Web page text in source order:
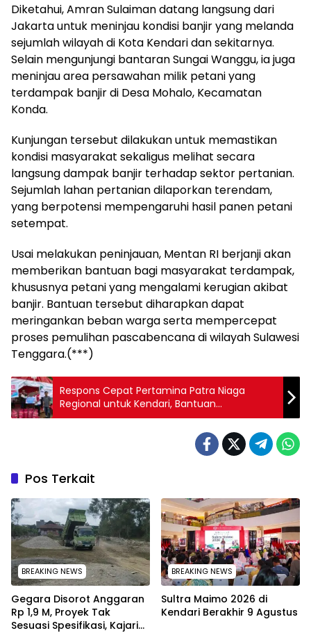
Diketahui, Amran Sulaiman datang langsung dari
Jakarta untuk meninjau kondisi banjir yang melanda
sejumlah wilayah di Kota Kendari dan sekitarnya.
Selain mengunjungi bantaran Sungai Wanggu, ia juga
meninjau area persawahan milik petani yang
terdampak banjir di Desa Mohalo, Kecamatan
Konda.
Kunjungan tersebut dilakukan untuk memastikan
kondisi masyarakat sekaligus melihat secara
langsung dampak banjir terhadap sektor pertanian.
Sejumlah lahan pertanian dilaporkan terendam,
yang berpotensi mempengaruhi hasil panen petani
setempat.
Usai melakukan peninjauan, Mentan RI berjanji akan
memberikan bantuan bagi masyarakat terdampak,
khususnya petani yang mengalami kerugian akibat
banjir. Bantuan tersebut diharapkan dapat
meringankan beban warga serta mempercepat
proses pemulihan pascabencana di wilayah Sulawesi
Tenggara.(***)
Respons Cepat Pertamina Patra Niaga
Regional untuk Kendari, Bantuan
Kemanusiaan Disalurkan ke 9 Kecamatan
Pos Terkait
BREAKING NEWS
Gegara Disorot Anggaran
Rp 1,9 M, Proyek Tak
Sesuasi Spesifikasi, Kajari
BREAKING NEWS
Sultra Maimo 2026 di
Kendari Berakhir 9 Agustus